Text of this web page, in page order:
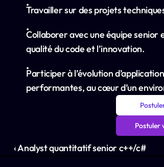
Travailler sur des projets
Collaborer avec une équipe
qualité du code et l’innovation.
Participer à l’évolution
performantes, au cœur d’un
Postuler
‹ Analyst quantitatif senior c++/c#